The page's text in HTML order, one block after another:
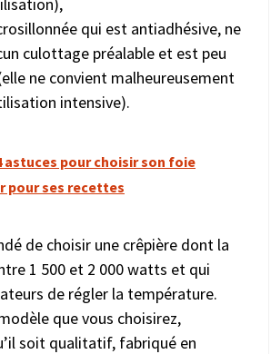
qui est antiadhésive, ne
culottage préalable et est peu
ne convient malheureusement
intensive).
astuces pour choisir son foie
pour ses recettes
de choisir une crêpière dont la
1 500 et 2 000 watts et qui
de régler la température.
que vous choisirez,
soit qualitatif, fabriqué en